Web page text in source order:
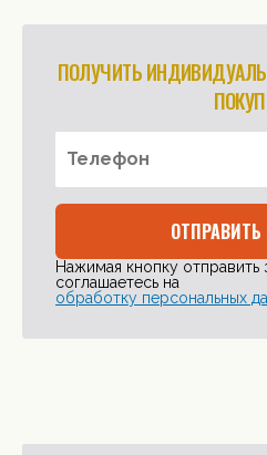
ПОЛУЧИТЬ
Нажимая кнопку отправить
соглашаетесь на
обработку персональных